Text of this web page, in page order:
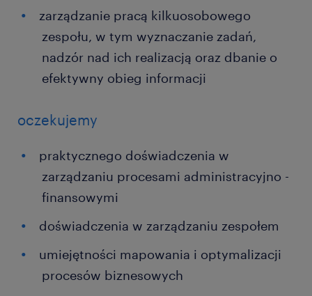
zarządzanie pracą kilkuosobowego
zespołu, w tym wyznaczanie zadań,
nadzór nad ich realizacją oraz dbanie o
efektywny obieg informacji
oczekujemy
praktycznego doświadczenia w
zarządzaniu procesami administracyjno -
finansowymi
doświadczenia w zarządzaniu zespołem
umiejętności mapowania i optymalizacji
procesów biznesowych